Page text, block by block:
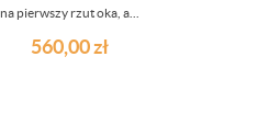
na pierwszy rzut oka, a...
560,00zł